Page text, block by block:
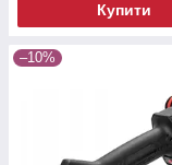
Купити
–10%